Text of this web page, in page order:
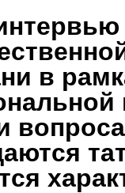
в